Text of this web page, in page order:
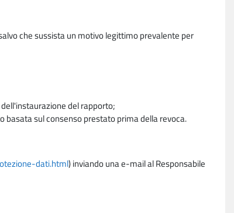
che sussista un motivo legittimo prevalente per
del rapporto;
sul consenso prestato prima della revoca.
dati.html) inviando una e-mail al Responsabile